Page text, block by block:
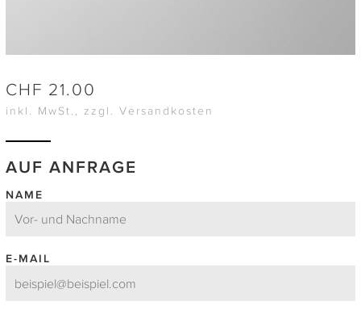
CHF 21.00
inkl. MwSt., zzgl. Versandkosten
AUF ANFRAGE
NAME
E-MAIL